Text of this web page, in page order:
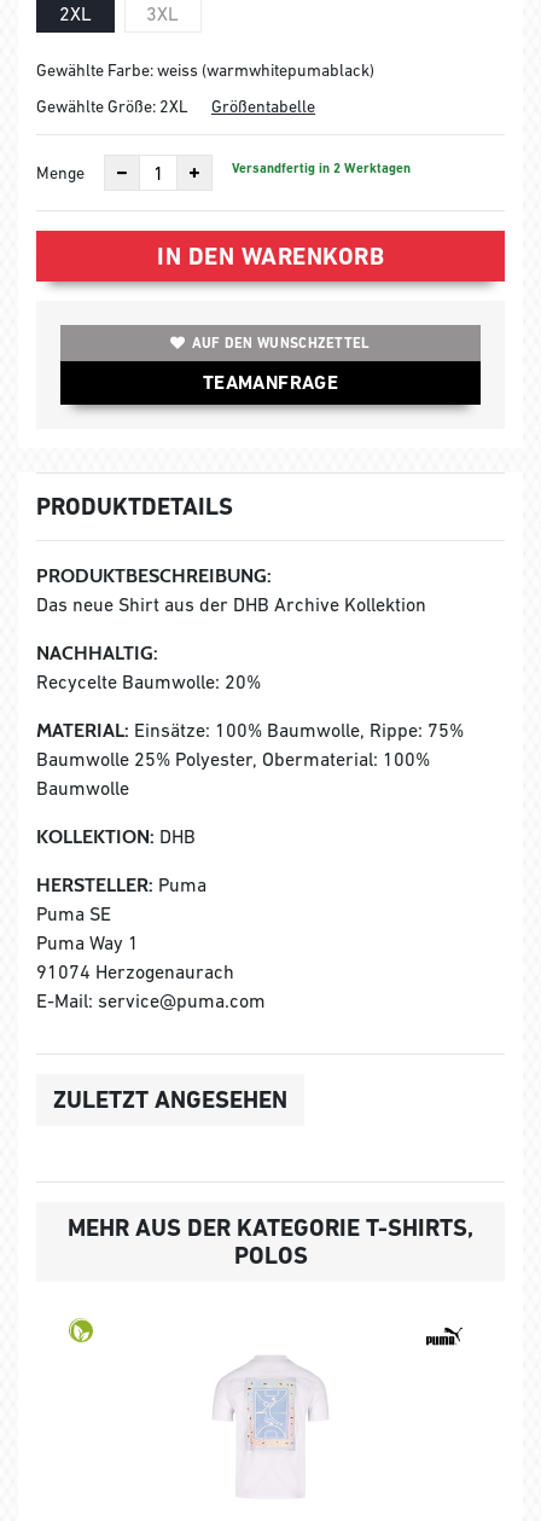
2XL 3XL
Gewählte Farbe: weiss (warmwhitepumablack)
Gewählte Größe: 2XL Größentabelle
Menge Versandfertig in 2 Werktagen
IN DEN WARENKORB
AUF DEN WUNSCHZETTEL
TEAMANFRAGE
PRODUKTDETAILS
PRODUKTBESCHREIBUNG:
Das neue Shirt aus der DHB Archive Kollektion
NACHHALTIG:
Recycelte Baumwolle: 20%
MATERIAL: Einsätze: 100% Baumwolle, Rippe: 75%
Baumwolle 25% Polyester, Obermaterial: 100%
Baumwolle
KOLLEKTION: DHB
HERSTELLER: Puma
Puma SE
Puma Way 1
91074 Herzogenaurach
E-Mail: service@puma.com
ZULETZT ANGESEHEN
MEHR AUS DER KATEGORIE T-SHIRTS,
POLOS